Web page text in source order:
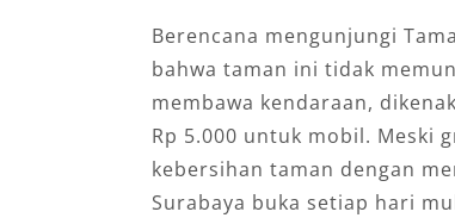
Berencana mengunjungi
bahwa taman ini tidak
membawa kendaraan,
Rp 5.000 untuk mobil. Meski
kebersihan taman dengan
Surabaya buka setiap hari